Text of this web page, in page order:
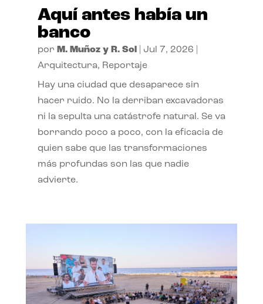
Aquí antes había un
banco
por M. Muñoz y R. Sol| Jul 7, 2026
Arquitectura, Reportaje
Hay una ciudad que desaparece sin
hacer ruido. No la derriban excavadoras
ni la sepulta una catástrofe natural. Se va
borrando poco a poco, con la eficacia de
quien sabe que las transformaciones
más profundas son las que nadie
advierte.